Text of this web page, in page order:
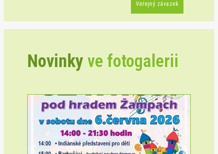
Veřejný závazek
Novinkyve fotogalerii